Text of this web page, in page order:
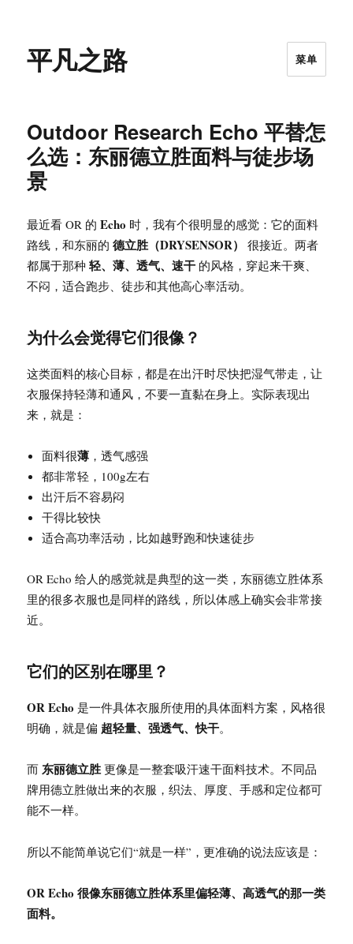
平凡之路 菜单
Outdoor Research Echo 平替怎
么选：东丽德立胜面料与徒步场
景
最近看 OR 的Echo 时，我有个很明显的感觉：它的面料
路线，和东丽的德立胜（DRYSENSOR）
很接近。两者
都属于那种轻、薄、透气、速干 的风格，穿起来干爽、
不闷，适合跑步、徒步和其他高心率活动。
为什么会觉得它们很像？
这类面料的核心目标，都是在出汗时尽快把湿气带走，让
衣服保持轻薄和通风，不要一直黏在身上。实际表现出
来，就是：
面料很薄 ，透气感强
都非常轻，100g左右
出汗后不容易闷
干得比较快
适合高功率活动，比如越野跑和快速徒步
OR Echo 给人的感觉就是典型的这一类，东丽德立胜体系
里的很多衣服也是同样的路线，所以体感上确实会非常接
近。
它们的区别在哪里？
OR Echo 是一件具体衣服所使用的具体面料方案，风格很
明确，就是偏 超轻量、强透气、快干。
而东丽德立胜更像是一整套吸汗速干面料技术。不同品
牌用德立胜做出来的衣服，织法、厚度、手感和定位都可
能不一样。
所以不能简单说它们“就是一样”，更准确的说法应该是：
OR Echo 很像东丽德立胜体系里偏轻薄、高透气的那一类
面料。